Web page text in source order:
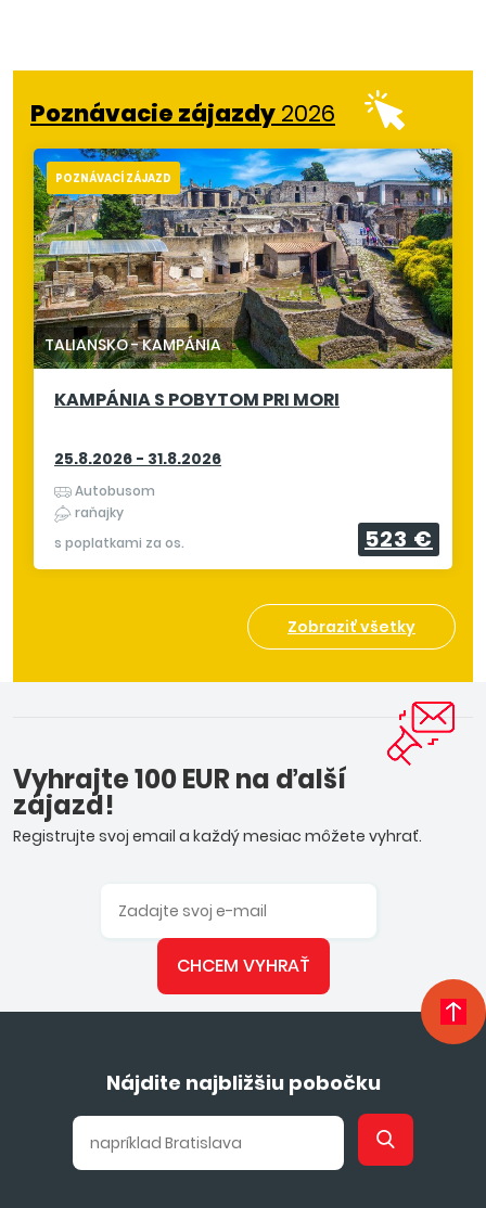
Poznávacie zájazdy 2026
POZNÁVACÍ ZÁJAZD
TALIANSKO-KAMPÁNIA
KAMPÁNIA S POBYTOM PRI MORI
25.8.2026 - 31.8.2026
Autobusom
raňajky
s poplatkami za os.
523 €
Zobraziť všetky
Vyhrajte 100 EUR na ďalší
zájazd!
Registrujte svoj email a každý mesiac môžete vyhrať.
CHCEM VYHRAŤ
Nájdite najbližšiu pobočku